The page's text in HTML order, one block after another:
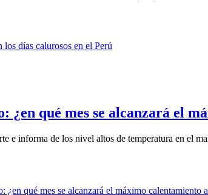
¿en qué mes se alcanzará el
e informa de los nivel altos de temperatura en el